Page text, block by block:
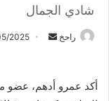
شادي الجمال
راحخ
أرسل 2025
أكد عمرو أدهم، عضو